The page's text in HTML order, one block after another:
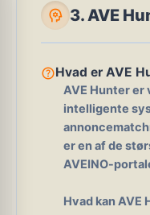
psychology 3. AVE
help_outlineHvad er AVE
AVE Hunterer
intelligente
er en af de
AVEINO-
Hvad kan AVE